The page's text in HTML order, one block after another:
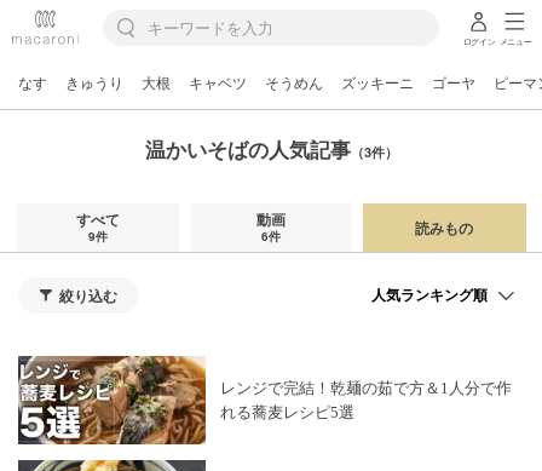
ログイン メニュー
なす きゅうり 大根 キャベツ そうめん ズッキーニ ゴーヤ ピーマ
温かいそばの人気記事（3件）
すべて
9件
動画
6件 読みもの
絞り込む
レンジで完結！乾麺の茹で方＆1人分で作
れる蕎麦レシピ5選